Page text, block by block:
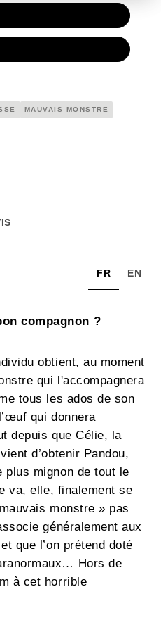
MAUVAIS MONSTRE
FR EN
compagnon ?
obtient, au moment
qui l'accompagnera
tous les ados de son
qui donnera
depuis que Célie, la
d’obtenir Pandou,
plus mignon de tout le
va, elle, finalement se
monstre » pas
généralement aux
que l’on prétend doté
Hors de
à cet horrible
collège, comment Éloïse